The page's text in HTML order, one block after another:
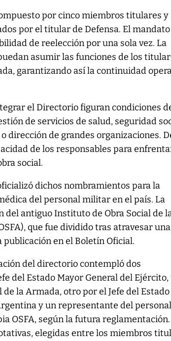
por cinco miembros titulares y
por el titular de Defensa. El mandato
de reelección por una sola vez. La
asumir las funciones de los
garantizando así la continuidad
el Directorio figuran condiciones
de servicios de salud, seguridad
dirección de grandes organizaciones.
de los responsables para
social.
dichos nombramientos para la
del personal militar en el país. La
antiguo Instituto de Obra Social de
que fue dividido tras atravesar una
en el Boletín Oficial.
del directorio contempló dos
del Estado Mayor General del Ejército,
la Armada, otro por el Jefe del Estado
y un representante del
OSFA, según la futura
elegidas entre los miembros